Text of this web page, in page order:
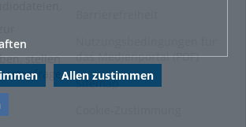
Allen zustimmen
stellen
das Medienportal (PDF)
Sitemap